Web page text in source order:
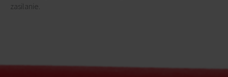
zasilanie.